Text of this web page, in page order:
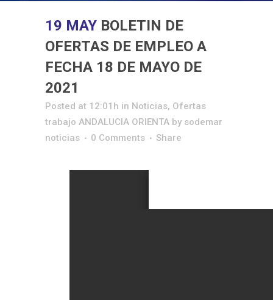
19 MAY BOLETIN DE
OFERTAS DE EMPLEO A
FECHA 18 DE MAYO DE
2021
Posted at 12:01h in Noticias, Ofertas
trabajo ANDALUCIA ORIENTA by sodemar
noticias
0 Comments Share